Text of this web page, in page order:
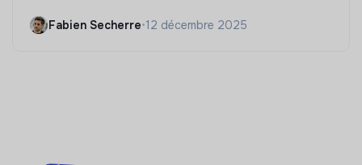
Fabien Secherre•12 décembre 2025